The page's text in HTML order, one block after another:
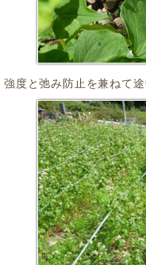
強度と弛み防止を兼ねて途